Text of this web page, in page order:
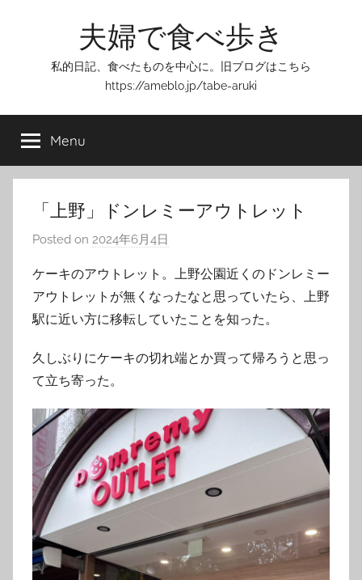
夫婦で食べ歩き
私的日記、食べたものを中心に。旧ブログはこちら
https://ameblo.jp/tabe-aruki
Menu
「上野」ドンレミーアウトレット
Posted on 2024年6月4日
T
o
m
ケーキのアウトレット。上野公園近くのドンレミー
アウトレットが無くなったなと思っていたら、上野
駅に近い方に移転していたことを知った。
久しぶりにケーキの切れ端とか買って帰ろうと思っ
て立ち寄った。